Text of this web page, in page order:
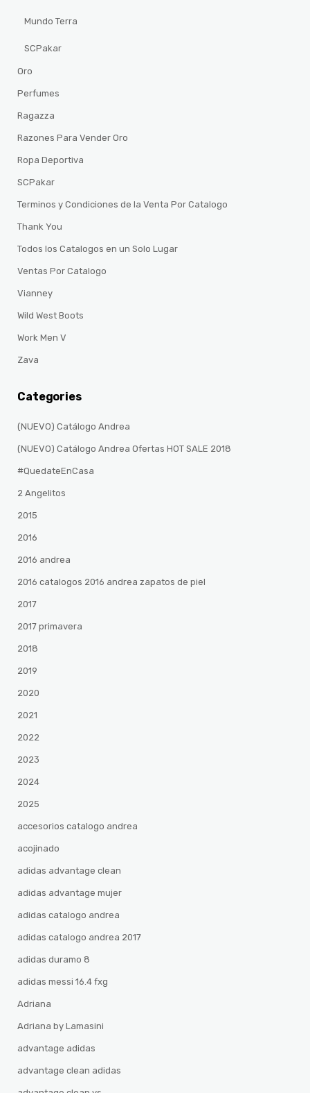
Mundo Terra
SCPakar
Oro
Perfumes
Ragazza
Razones Para Vender Oro
Ropa Deportiva
SCPakar
Terminos y Condiciones de la Venta Por Catalogo
Thank You
Todos los Catalogos en un Solo Lugar
Ventas Por Catalogo
Vianney
Wild West Boots
Work Men V
Zava
Categories
(NUEVO) Catálogo Andrea
(NUEVO) Catálogo Andrea Ofertas HOT SALE 2018
#QuedateEnCasa
2 Angelitos
2015
2016
2016 andrea
2016 catalogos 2016 andrea zapatos de piel
2017
2017 primavera
2018
2019
2020
2021
2022
2023
2024
2025
accesorios catalogo andrea
acojinado
adidas advantage clean
adidas advantage mujer
adidas catalogo andrea
adidas catalogo andrea 2017
adidas duramo 8
adidas messi 16.4 fxg
Adriana
Adriana by Lamasini
advantage adidas
advantage clean adidas